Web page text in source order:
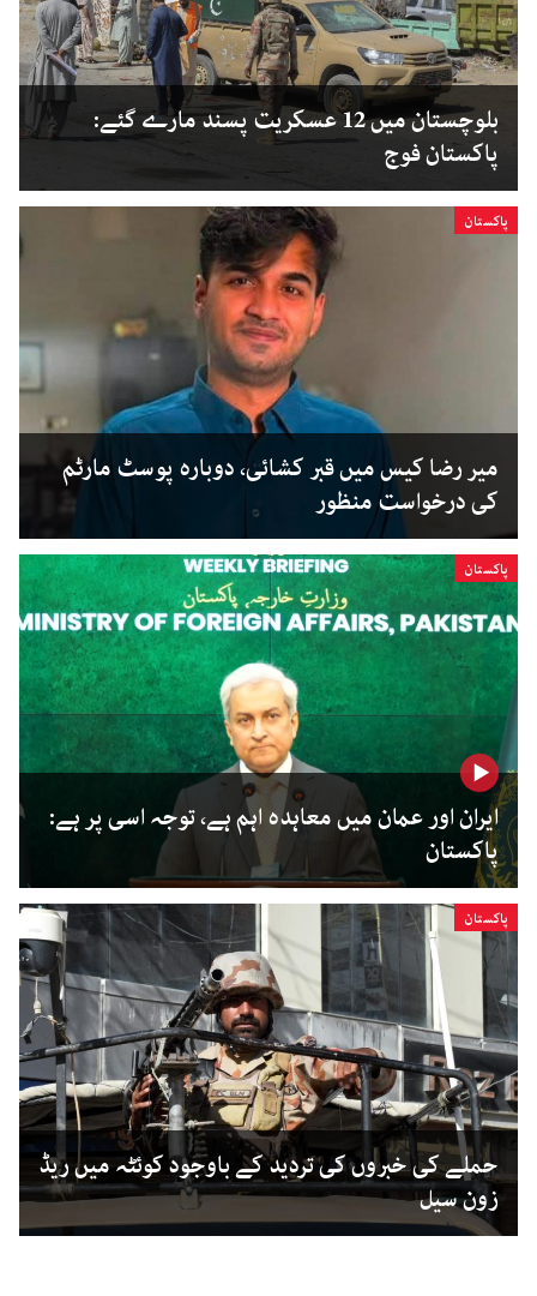
بلوچستان میں 12 عسکریت پسند مارے گئے:
پاکستان فوج
پاکستان
میر رضا کیس میں قبر کشائی، دوبارہ پوسٹ مارٹم
کی درخواست منظور
پاکستان
ایران اور عمان میں معاہدہ اہم ہے، توجہ اسی پر ہے:
پاکستان
پاکستان
حملے کی خبروں کی تردید کے باوجود کوئٹہ میں ریڈ
زون سیل